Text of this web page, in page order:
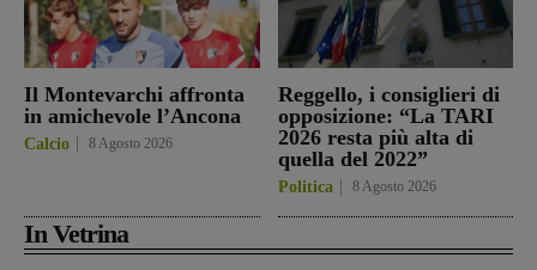
Il Montevarchi affronta
in amichevole l’Ancona
Calcio 8 Agosto 2026
Reggello, i consiglieri di
opposizione: “La TARI
2026 resta più alta di
quella del 2022”
Politica 8 Agosto 2026
In Vetrina